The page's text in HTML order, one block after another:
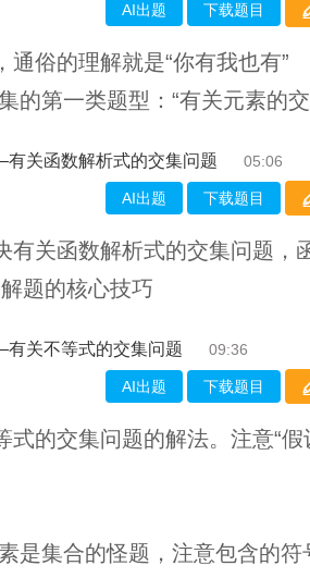
AI出题 下载题目
通俗的理解就是“你有我也有”
的第一类题型：“有关元素的
关函数解析式的交集问题 05:06
AI出题 下载题目
有关函数解析式的交集问题，
题的核心技巧
关不等式的交集问题 09:36
AI出题 下载题目
式的交集问题的解法。注意“
是集合的怪题，注意包含的符